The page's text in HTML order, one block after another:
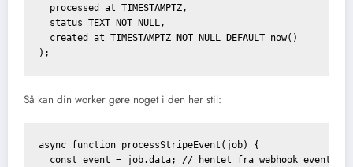
  processed_at TIMESTAMPTZ,
  status TEXT NOT NULL,
  created_at TIMESTAMPTZ NOT NULL DEFAULT now()
Så kan din worker gøre noget i den her stil:
async function processStripeEvent(job) {
  const event = job.data; // hentet fra webhook_events